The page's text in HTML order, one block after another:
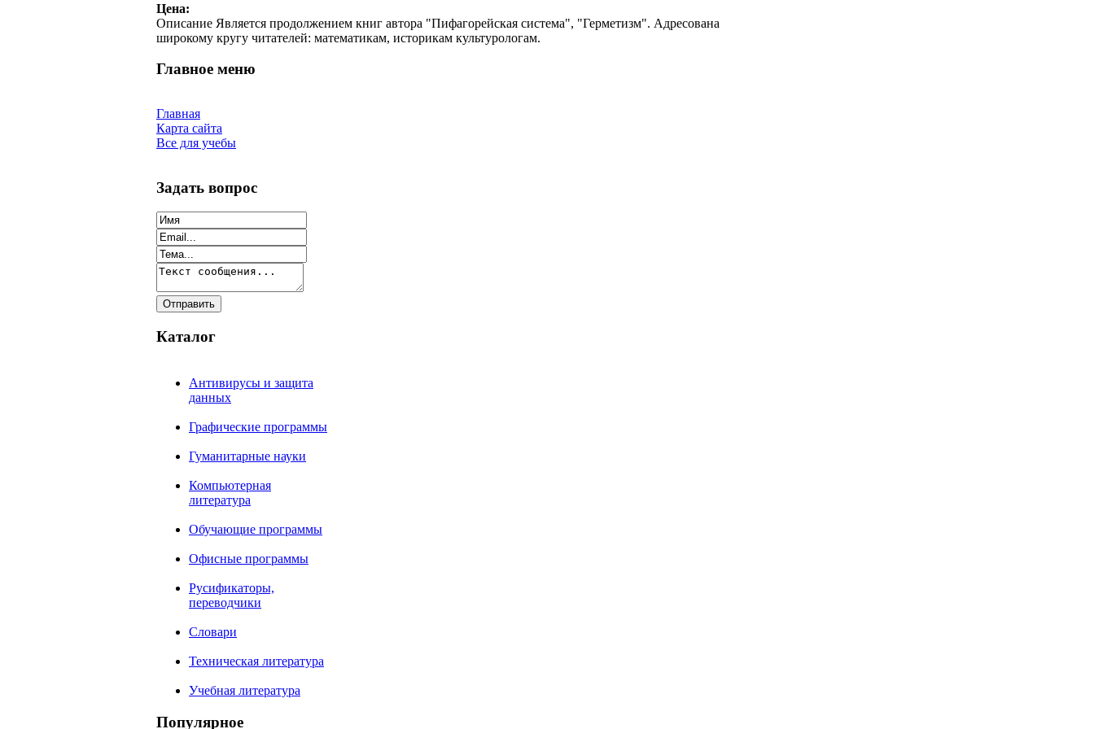
Цена:
Описание Является продолжением книг автора "Пифагорейская система", "Герметизм". Адресована
широкому кругу читателей: математикам, историкам культурологам.
Главное меню
Главная
Карта сайта
Все для учебы
Задать вопрос
Каталог
Антивирусы и защита
данных
Графические программы
Гуманитарные науки
Компьютерная
литература
Обучающие программы
Офисные программы
Русификаторы,
переводчики
Словари
Техническая литература
Учебная литература
Популярное